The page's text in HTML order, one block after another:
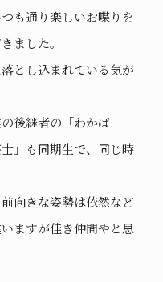
も通り楽しいお喋りを
ました。
とし込まれている気が
後継者の「わかば
」も同期生で、同じ時
向きな姿勢は依然など
ますが佳き仲間やと思